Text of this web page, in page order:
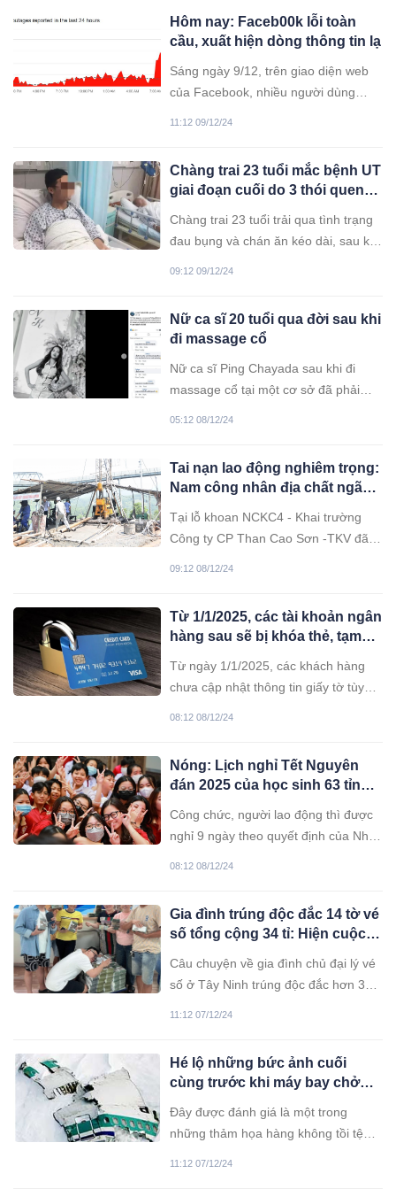
Hôm nay: Faceb00k lỗi toàn
cầu, xuất hiện dòng thông tin lạ
Sáng ngày 9/12, trên giao diện web
của Facebook, nhiều người dùng
11:12 09/12/24
Chàng trai 23 tuổi mắc bệnh UT
giai đoạn cuối do 3 thói quen
Chàng trai 23 tuổi trải qua tình trạng
đau bụng và chán ăn kéo dài, sau khi
và chế độ ăn uống thiếu lành mạnh
của nhiều người trẻ đang góp phần
làm gia tăng tình trạng ung thư ở độ
tuổi ngày càng trẻ.
09:12 09/12/24
Nữ ca sĩ 20 tuổi qua đời sau khi
đi massage cổ
Nữ ca sĩ Ping Chayada sau khi đi
massage cổ tại một cơ sở đã phải
05:12 08/12/24
Tai nạn lao động nghiêm trọng:
Nam công nhân địa chất ngã
đất, tử vong thương tâm
Tại lỗ khoan NCKC4 - Khai trường
Công ty CP Than Cao Sơn -TKV đã
09:12 08/12/24
Từ 1/1/2025, các tài khoản ngân
hàng sau sẽ bị khóa thẻ, tạm
Từ ngày 1/1/2025, các khách hàng
chưa cập nhật thông tin giấy tờ tùy
08:12 08/12/24
Nóng: Lịch nghỉ Tết Nguyên
đán 2025 của học sinh 63 tỉnh,
Công chức, người lao động thì được
nghỉ 9 ngày theo quyết định của Nhà
từng tỉnh thành cho mọi người theo
dõi nhé, có tỉnh nhiều nhất học sinh
được nghỉ tới 17 ngày!
08:12 08/12/24
Gia đình trúng độc đắc 14 tờ vé
số tổng cộng 34 tỉ: Hiện cuộc
Câu chuyện về gia đình chủ đại lý vé
số ở Tây Ninh trúng độc đắc hơn 34
đã thay đổi như thế nào?
11:12 07/12/24
Hé lộ những bức ảnh cuối
cùng trước khi máy bay chở
núi, không một ai sống sót
Đây được đánh giá là một trong
những thảm họa hàng không tồi tệ
11:12 07/12/24